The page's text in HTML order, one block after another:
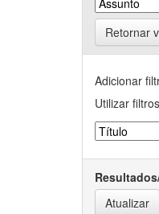
Retornar
Adicionar
Utilizar